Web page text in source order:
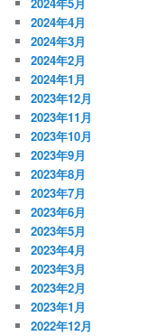
2024年4月
2024年3月
2024年2月
2024年1月
2023年12月
2023年11月
2023年10月
2023年9月
2023年8月
2023年7月
2023年6月
2023年5月
2023年4月
2023年3月
2023年2月
2023年1月
2022年12月